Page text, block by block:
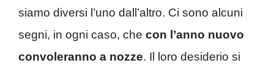
siamo diversi l’uno dall’altro. Ci sono alcuni
segni, in ogni caso, che con l’anno nuovo
convoleranno a nozze. Il loro desiderio si